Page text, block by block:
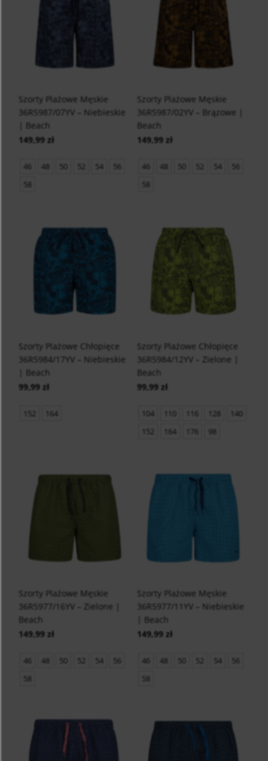
Szorty Plażowe Męskie
36R5987/07YV – Niebieskie
| Beach
149,99 zł
46 48 50 52 54
56
58
Szorty Plażowe Męskie
36R5987/02YV – Brązowe |
Beach
149,99 zł
46 48 50 52 54
56
58
Szorty Plażowe Chłopięce
36R5984/17YV – Niebieskie
| Beach
99,99 zł
152 164
Szorty Plażowe Chłopięce
36R5984/12YV – Zielone |
Beach
99,99 zł
104 110 116 128
140
152
164 176 98
Szorty Plażowe Męskie
36R5977/16YV – Zielone |
Beach
149,99 zł
46 48 50 52 54
56
58
Szorty Plażowe Męskie
36R5977/11YV – Niebieskie
| Beach
149,99 zł
46 48 50 52 54
56
58